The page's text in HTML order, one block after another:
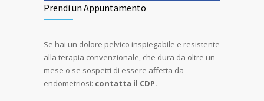
Prendi un Appuntamento
Se hai un dolore pelvico inspiegabile e resistente
alla terapia convenzionale, che dura da oltre un
mese o se sospetti di essere affetta da
endometriosi: contatta il CDP.